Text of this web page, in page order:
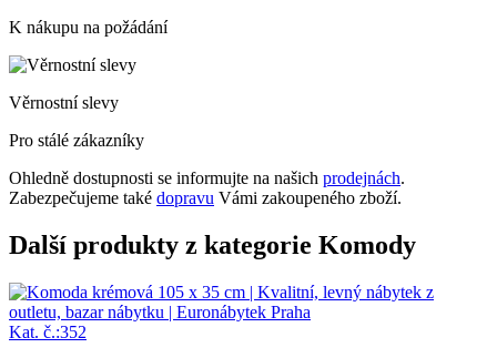
K nákupu na požádání
Věrnostní slevy
Pro stálé zákazníky
Ohledně dostupnosti se informujte na našich prodejnách.
Zabezpečujeme také dopravu Vámi zakoupeného zboží.
Další produkty z kategorie Komody
Kat. č.:352